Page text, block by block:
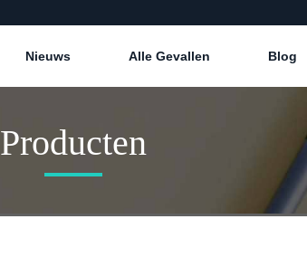
Nieuws Alle Gevallen Blog
Producten